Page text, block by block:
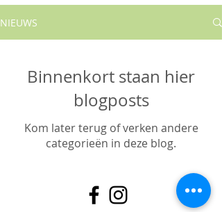
NIEUWS
Binnenkort staan hier
blogposts
Kom later terug of verken andere
categorieën in deze blog.